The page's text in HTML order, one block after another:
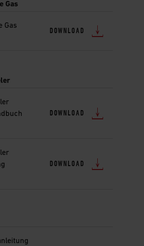
Gas
Gas
DOWNLOAD
DOWNLOAD
DOWNLOAD